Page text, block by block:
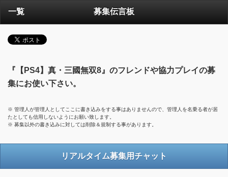
一覧 募集伝言板
『【PS4】真・三國無双8』のフレンドや協力プレイの募
集にお使い下さい。
※ 管理人が管理人としてここに書き込みをする事はありませんので、管理人を名乗る者が居
たとしても信用しないようにお願い致します。
※ 募集以外の書き込みに対しては削除＆規制する事があります。
リアルタイム募集用チャット